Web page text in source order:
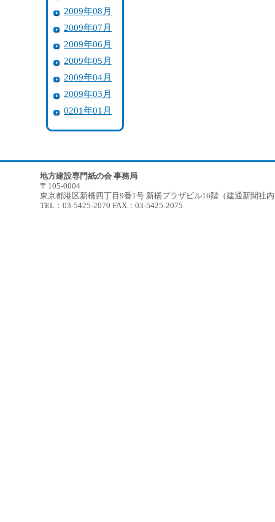
2009年08月
2009年07月
2009年06月
2009年05月
2009年04月
2009年03月
0201年01月
地方建設専門紙の会 事務局
〒105-0004
東京都港区新橋四丁目9番1号 新橋プラザビル16階（建通新聞社
TEL：03-5425-2070 FAX：03-5425-2075